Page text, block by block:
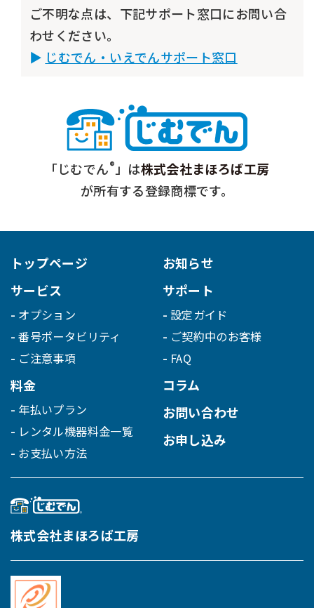
ご不明な点は、下記サポート窓口にお問い合
わせください。
じむでん・いえでんサポート窓口
「じむでん® 」は株式会社まほろば工房
が所有する登録商標です。
トップページ
サービス
オプション
番号ポータビリティ
ご注意事項
料金
年払いプラン
レンタル機器料金一覧
お支払い方法
お知らせ
サポート
設定ガイド
ご契約中のお客様
FAQ
コラム
お問い合わせ
お申し込み
株式会社まほろば工房